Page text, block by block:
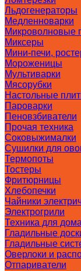
Льдогенераторы
Медленноварки
Микроволновые
Миксеры
Мини-печи,
Мороженицы
Мультиварки
Мясорубки
Настольные
Пароварки
Пеновзбиватели
Прочая техника
Соковыжималки
Сушилки для
Термопоты
Тостеры
Фритюрницы
Хлебопечки
Чайники
Электрогрили
Техника для дома
Гладильные
Гладильные
Оверлоки и
Отпариватели